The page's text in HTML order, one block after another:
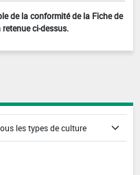
de la conformité de la Fiche de
ci-dessus.